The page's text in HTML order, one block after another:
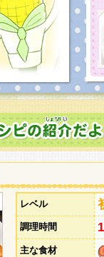
レベル
調理時間
主な食材